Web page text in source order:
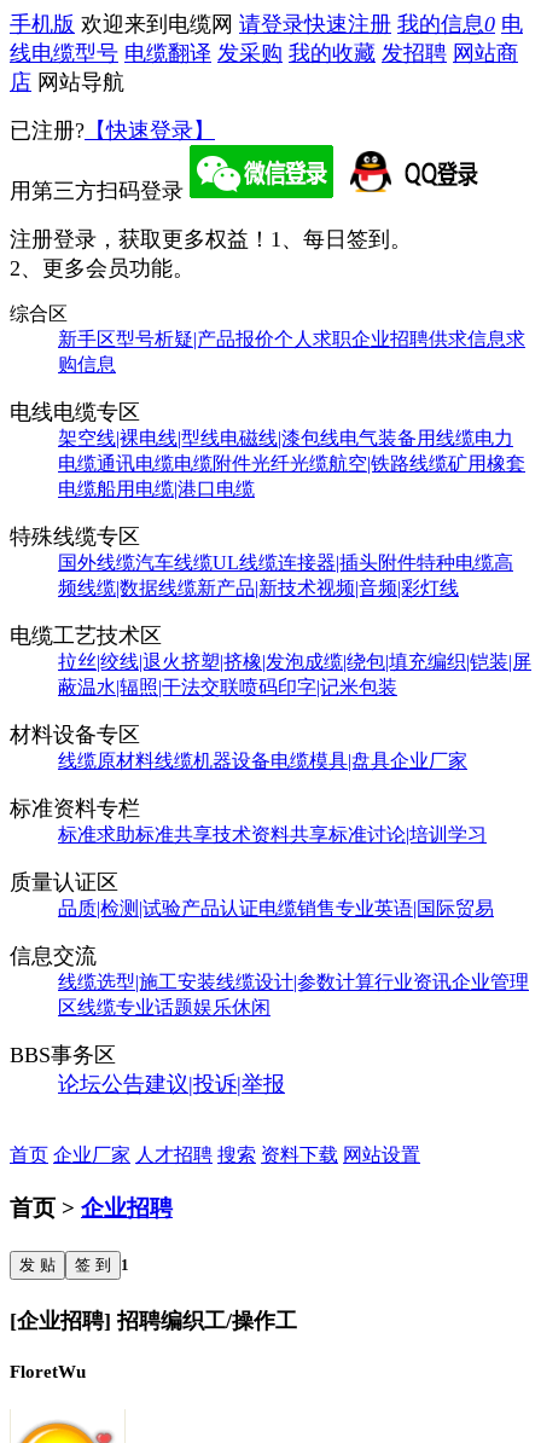
手机版 欢迎来到电缆网 请登录快速注册 我的信息0 电
线电缆型号 电缆翻译 发采购 我的收藏 发招聘 网站商
店 网站导航
已注册? 【快速登录】
用第三方扫码登录
注册登录，获取更多权益！ 1、每日签到。
2、更多会员功能。
综合区
新手区型号析疑|产品报价个人求职企业招聘供求信息求
购信息
电线电缆专区
架空线|裸电线|型线电磁线|漆包线电气装备用线缆电力
电缆通讯电缆电缆附件光纤光缆航空|铁路线缆矿用橡套
电缆船用电缆|港口电缆
特殊线缆专区
国外线缆汽车线缆UL线缆连接器|插头附件特种电缆高
频线缆|数据线缆新产品|新技术视频|音频|彩灯线
电缆工艺技术区
拉丝|绞线|退火挤塑|挤橡|发泡成缆|绕包|填充编织|铠装|屏
蔽温水|辐照|干法交联喷码印字|记米包装
材料设备专区
线缆原材料线缆机器设备电缆模具|盘具企业厂家
标准资料专栏
标准求助标准共享技术资料共享标准讨论|培训学习
质量认证区
品质|检测|试验产品认证电缆销售专业英语|国际贸易
信息交流
线缆选型|施工安装线缆设计|参数计算行业资讯企业管理
区线缆专业话题娱乐休闲
BBS事务区
论坛公告建议|投诉|举报
首页 企业厂家 人才招聘 搜索 资料下载 网站设置
首页 > 企业招聘
发 贴 签 到 1
[企业招聘] 招聘编织工/操作工
FloretWu